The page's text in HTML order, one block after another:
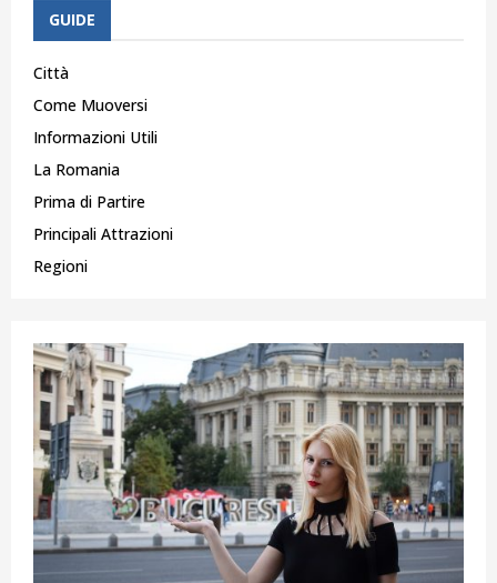
GUIDE
Città
Come Muoversi
Informazioni Utili
La Romania
Prima di Partire
Principali Attrazioni
Regioni